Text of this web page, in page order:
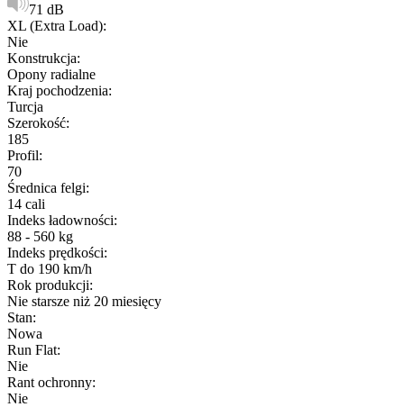
71 dB
XL (Extra Load):
Nie
Konstrukcja:
Opony radialne
Kraj pochodzenia:
Turcja
Szerokość:
185
Profil:
70
Średnica felgi:
14 cali
Indeks ładowności:
88 - 560 kg
Indeks prędkości:
T do 190 km/h
Rok produkcji:
Nie starsze niż 20 miesięcy
Stan:
Nowa
Run Flat:
Nie
Rant ochronny:
Nie